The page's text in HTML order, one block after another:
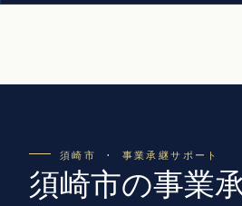
須崎市 · 事業承継サポート
須崎市の事業